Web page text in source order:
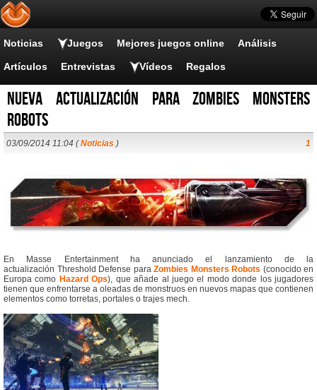
Noticias Juegos Mejores juegos online Análisis
Artículos Entrevistas Vídeos Regalos
Nueva actualización para Zombies Monsters
Robots
03/09/2014 11:04 (Noticias ) 1
En Masse Entertainment ha anunciado el lanzamiento de la
actualización Threshold Defense para Zombies Monsters Robots (conocido en
Europa como Hazard Ops), que añade al juego el modo donde los jugadores
tienen que enfrentarse a oleadas de monstruos en nuevos mapas que contienen
elementos como torretas, portales o trajes mech.